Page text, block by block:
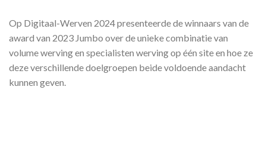
Op Digitaal-Werven 2024 presenteerde de winnaars van de
award van 2023 Jumbo over de unieke combinatie van
volume werving en specialisten werving op één site en hoe ze
deze verschillende doelgroepen beide voldoende aandacht
kunnen geven.